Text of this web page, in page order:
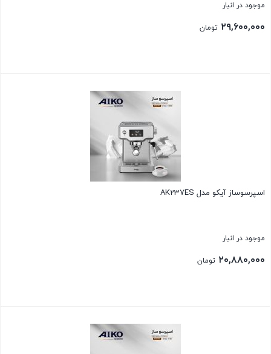
موجود در انبار
۲۹,۶۰۰,۰۰۰ تومان
اسپرسوساز آیکو مدل AK237ES
موجود در انبار
۲۰,۸۸۰,۰۰۰ تومان